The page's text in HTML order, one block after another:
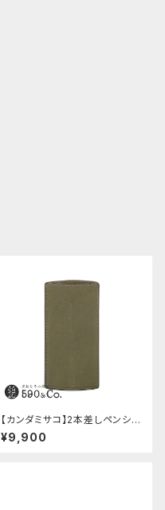
【カンダミサコ】2本差しペンシー
ス・ミネルバボックス (オリーバ)
¥9,900